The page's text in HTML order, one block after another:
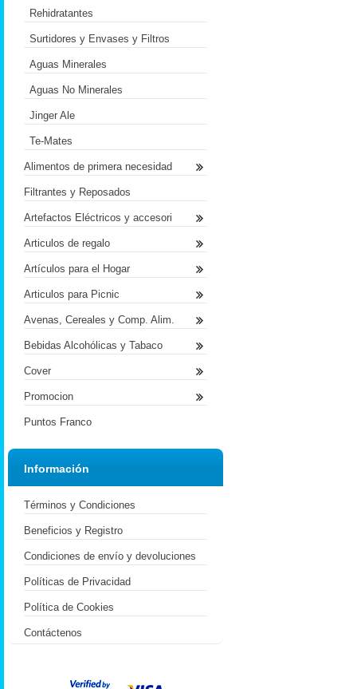
Rehidratantes
Surtidores y Envases y Filtros
Aguas Minerales
Aguas No Minerales
Jinger Ale
Te-Mates
Alimentos de primera necesidad
Filtrantes y Reposados
Artefactos Eléctricos y accesori
Articulos de regalo
Artículos para el Hogar
Articulos para Picnic
Avenas, Cereales y Comp. Alim.
Bebidas Alcohólicas y Tabaco
Cover
Promocion
Puntos Franco
Información
Términos y Condiciones
Beneficios y Registro
Condiciones de envío y devoluciones
Políticas de Privacidad
Política de Cookies
Contáctenos